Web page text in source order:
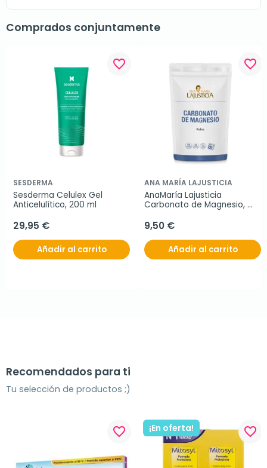
Comprados conjuntamente
favorite_border
SESDERMA
Sesderma Celulex Gel
Anticelulítico, 200 ml
29,95 €
Añadir al carrito
favorite_border
ANA MARÍA LAJUSTICIA
AnaMaría Lajusticia
Carbonato de Magnesio,
9,50 €
Añadir al carrito
Recomendados para ti
Tu selección de productos ;)
favorite_border ¡En oferta! favorite_border